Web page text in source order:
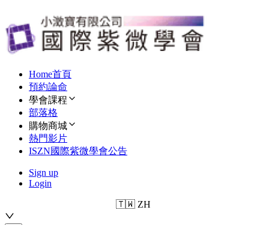
Home首頁
預約論命
學會課程
部落格
購物商城
熱門影片
ISZN國際紫微學會公告
Sign up
Login
🇹🇼 ZH